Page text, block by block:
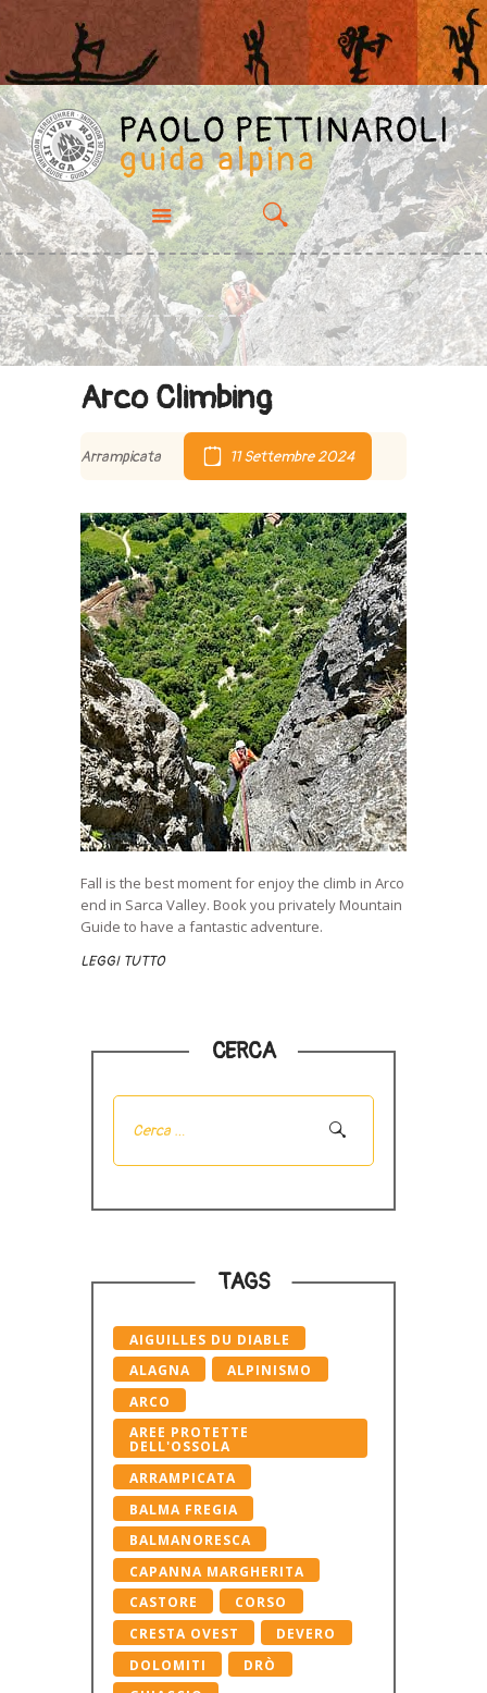
PROPOSTE
CHI SONO
ESPERIENZE
GALLERY
CONTATTI
Arco Climbing
Arrampicata 11 Settembre 2024
Fall is the best moment for enjoy the climb in Arco
end in Sarca Valley. Book you privately Mountain
Guide to have a fantastic adventure.
LEGGI TUTTO
CERCA
Ricerca
per:
TAGS
AIGUILLES DU DIABLE
ALAGNA
ALPINISMO
ARCO
AREE PROTETTE
DELL'OSSOLA
ARRAMPICATA
BALMA FREGIA
BALMANORESCA
CAPANNA MARGHERITA
CASTORE
CORSO
CRESTA OVEST
DEVERO
DOLOMITI
DRÒ